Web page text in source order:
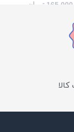
165,000 تومان